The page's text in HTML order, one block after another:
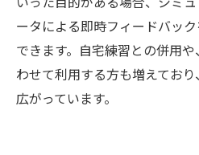
ータによる即時フィードバッ
できます。自宅練習との併用
わせて利用する方も増えてお
広がっています。